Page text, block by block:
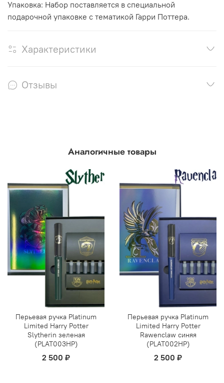
Упаковка: Набор поставляется в специальной
подарочной упаковке с тематикой Гарри Поттера.
Характеристики
Отзывы
Аналогичные товары
Перьевая ручка Platinum
Limited Harry Potter
Slytherin зеленая
(PLAT003HP)
2 500 ₽
Перьевая ручка Platinum
Limited Harry Potter
Rawenclaw синяя
(PLAT002HP)
2 500 ₽